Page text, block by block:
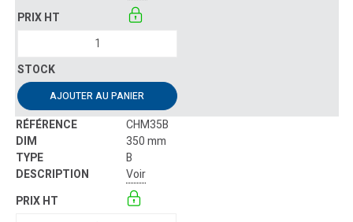
AJOUTER AU PANIER
CHM35B
350 mm
B
Voir